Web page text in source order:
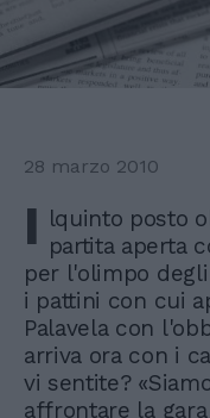
28 marzo 2010
I lquinto posto
partita aperta
per l'olimpo
i pattini con cui
Palavela con
arriva ora con i
vi sentite?
affrontare la